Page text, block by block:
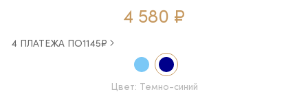
4 580 ₽
4 ПЛАТЕЖА ПО1145₽
Цвет: Темно-синий